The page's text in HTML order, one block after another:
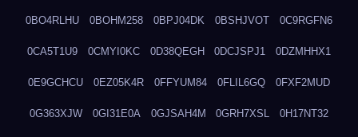
0BO4RLHU 0BOHM258 0BPJ04DK 0BSHJVOT 0C9RGFN6
0CA5T1U9 0CMYI0KC 0D38QEGH 0DCJSPJ1 0DZMHHX1
0E9GCHCU 0EZ05K4R 0FFYUM84 0FLIL6GQ 0FXF2MUD
0G363XJW 0GI31E0A 0GJSAH4M 0GRH7XSL 0H17NT32